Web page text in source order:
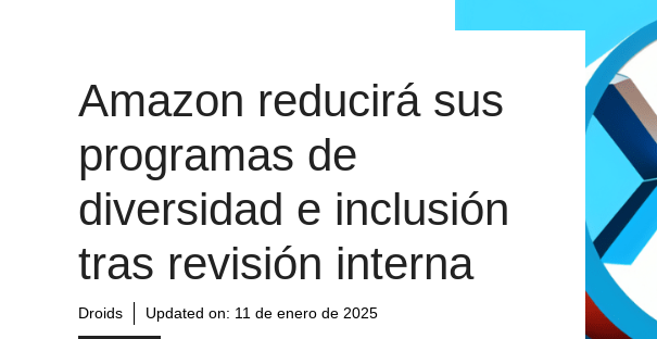
Amazon reducirá sus
programas de
diversidad e inclusión
tras revisión interna
Droids Updated on: 11 de enero de 2025